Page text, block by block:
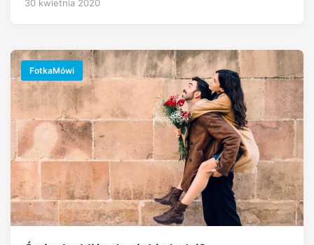
30 kwietnia 2020
FotkaMówi